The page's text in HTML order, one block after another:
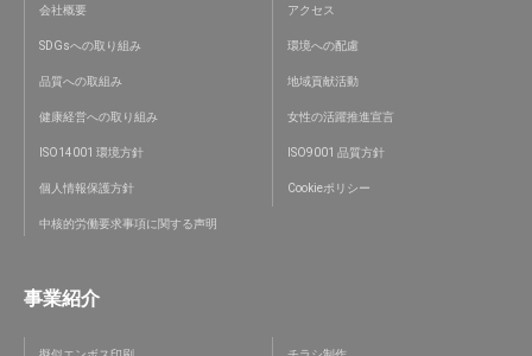
会社概要 アクセス
SDGsへの取り組み 環境への配慮
品質への取組み 地域貢献活動
健康経営への取り組み 女性の活躍推進宣言
ISO14001 環境方針 ISO9001 品質方針
個人情報保護方針 Cookieポリシー
中核的労働要求事項に関する声明
事業紹介